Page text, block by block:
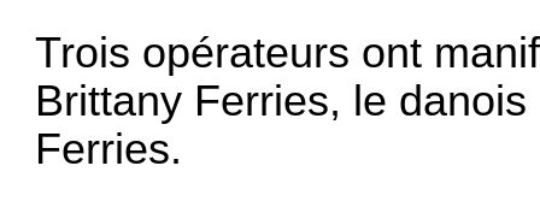
Trois opérateurs ont
Brittany Ferries, le
Ferries.